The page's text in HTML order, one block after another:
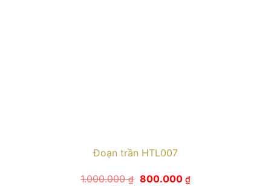
Đoạn trần HTL007
1.000.000₫ Giá
800.000 ₫Giá